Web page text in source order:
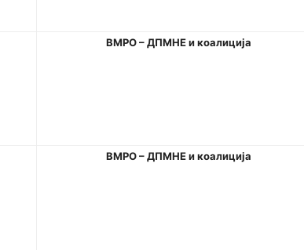
ВМРО–ДПМНЕ и коалиција
ВМРО–ДПМНЕ и коалиција